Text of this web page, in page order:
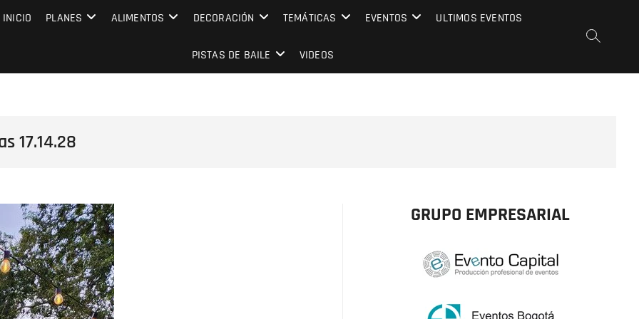
EVENTO CAPITAL
INICIO PLANES ALIMENTOS DECORACIÓN TEMÁTICAS EVENTOS ULTIMOS EVENTOS
PISTAS DE BAILE VIDEOS
17.14.28
GRUPO EMPRESARIAL